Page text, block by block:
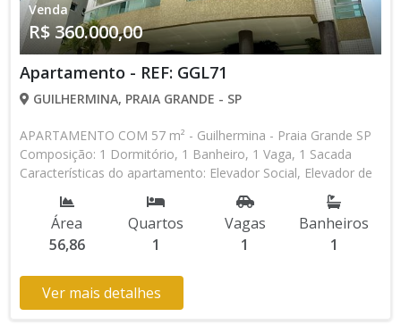
Venda
R$ 360.000,00
Apartamento - REF: GGL71
GUILHERMINA, PRAIA GRANDE - SP
APARTAMENTO COM 57 m² - Guilhermina - Praia Grande SP
Composição: 1 Dormitório, 1 Banheiro, 1 Vaga, 1 Sacada
Características do apartamento: Elevador Social, Elevador de
Serviço, Acessibilidade, Portão Automático, Água Individual,
Home Box, Piscina, Sauna, Salão de Jogos, Salão de Festas,
Churrasqueira, Lazer no terraço * Os valores e disponibilidade
podem ser alterados sem prévio aviso. Favor verificar
Área
56,86
Quartos
1
Vagas
1
Banheiros
1
Ver mais detalhes